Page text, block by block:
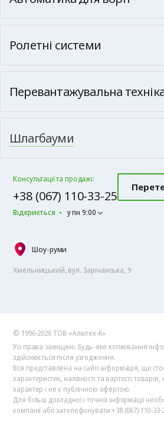
Ролетні системи
Перевантажувальна
Шлагбауми
Консультації та продажі:
+38 (067) 110-33-25
Відкриється у пн 9:00
Шоу-руми
Хмельницький, вул. Зарічанська, 9
© 1996-2026 ТОВ «Алютех‑К»
Усі права захищені. Будь-яке копіювання
здійснюється після узгодження.
Вся представлена на сайті інформація, що
характеристик, наявності та вартості
характер і не є публічною офертою.
Для більш докладної і точної інформації
компанії або зателефонувати +38 (067) 110-33-